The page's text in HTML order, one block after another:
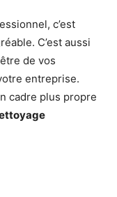
c’est
C’est aussi
de vos
entreprise.
cadre plus propre